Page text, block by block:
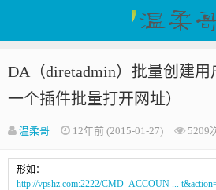
WenRou's Blog
DA（diretadmin）批量创建用
一个插件批量打开网址）
温柔哥 12年前 (2015-01-27) 5209
形如：
http://vpshz.com:2222/CMD_ACCOUN ...